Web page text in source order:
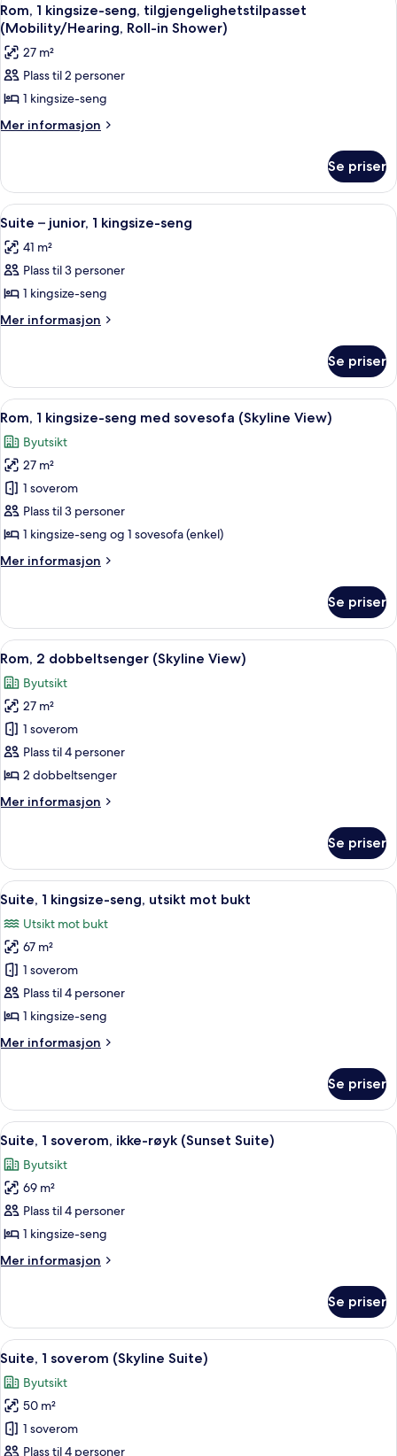
(Deluxe
View)
alle
bildene
av
Rom,
1
kingsize-
(Mobility/Hearing,
Roll-
in
Shower)
4
Rom, 1 kingsize-seng, tilgjengelighetstilpasset
(Mobility/Hearing, Roll-in Shower)
27 m²
Plass til 2 personer
1 kingsize-seng
Mer informasjon
Mer
1
kingsize-
seng,
tilgjengelighetstilpasset
(Mobility/Hearing,
Roll-
Shower)
Se priser
Åpne
alle
bildene
av
Suite
–
kingsize-
seng
Suite – junior, 1 kingsize-seng |
5
Suite – junior, 1 kingsize-seng
41 m²
Plass til 3 personer
1 kingsize-seng
Mer informasjon
Mer
–
junior,
1
seng
Se priser
Åpne
alle
bildene
av
Rom,
1
kingsize-
med
View)
Rom, 1 kingsize-seng med sovesofa
5
Rom, 1 kingsize-seng med sovesofa (Skyline View)
Byutsikt
27 m²
1 soverom
Plass til 3 personer
1 kingsize-seng og 1 sovesofa (enkel)
Mer informasjon
Mer
1
kingsize-
seng
sovesofa
(Skyline
View)
Se priser
Åpne
alle
bildene
av
Rom,
2
dobbeltsenger
View)
Rom, 2 dobbeltsenger (Skyline
5
Rom, 2 dobbeltsenger (Skyline View)
Byutsikt
27 m²
1 soverom
Plass til 4 personer
2 dobbeltsenger
Mer informasjon
Mer
2
dobbeltsenger
(Skyline
Se priser
Åpne
alle
bildene
av
Suite,
1
kingsize-
utsikt
Suite, 1 kingsize-seng, utsikt mot
5
Suite, 1 kingsize-seng, utsikt mot bukt
Utsikt mot bukt
67 m²
1 soverom
Plass til 4 personer
1 kingsize-seng
Mer informasjon
Mer
1
kingsize-
seng,
mot
bukt
Se priser
Åpne
alle
bildene
av
Suite,
1
soverom,
ikke-
(Sunset
Suite)
Suite, 1 soverom, ikke-røyk (Sunset
9
Suite, 1 soverom, ikke-røyk (Sunset Suite)
Byutsikt
69 m²
Plass til 4 personer
1 kingsize-seng
Mer informasjon
Mer
1
soverom,
ikke-
(Sunset
Suite)
Se priser
Åpne
alle
bildene
av
Suite,
1
Suite, 1 soverom (Skyline Suite) |
9
Suite, 1 soverom (Skyline Suite)
Byutsikt
50 m²
1 soverom
Plass til 4 personer